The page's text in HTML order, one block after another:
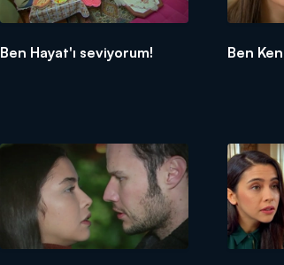
Ben Hayat'ı seviyorum! Ben